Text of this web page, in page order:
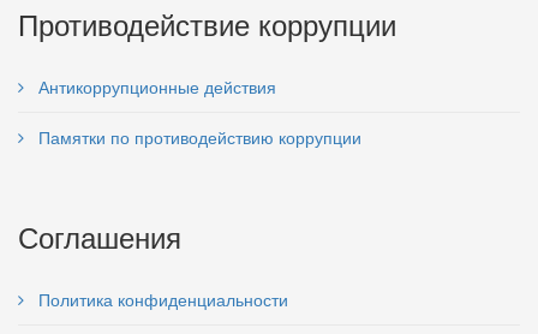
Противодействие коррупции
Антикоррупционные действия
Памятки по противодействию коррупции
Соглашения
Политика конфиденциальности